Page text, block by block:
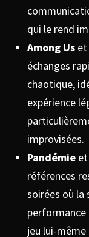
qui le rend
Among Uset
échanges
chaotique,
expérience
improvisées.
Pandémieet
références
soirées où la
jeu lui-même